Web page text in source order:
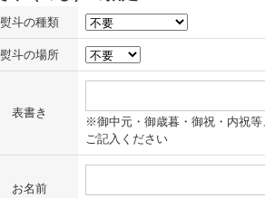
熨斗の種類
熨斗の場所
表書き
※御中元・御歳暮・御祝・内祝等
ご記入ください
お名前